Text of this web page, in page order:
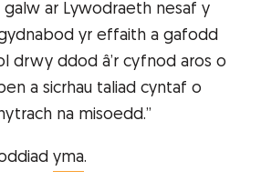
galw ar Lywodraeth nesaf y
yr effaith a gafodd
drwy ddod â’r cyfnod aros o
a sicrhau taliad cyntaf o
na misoedd.”
yma.